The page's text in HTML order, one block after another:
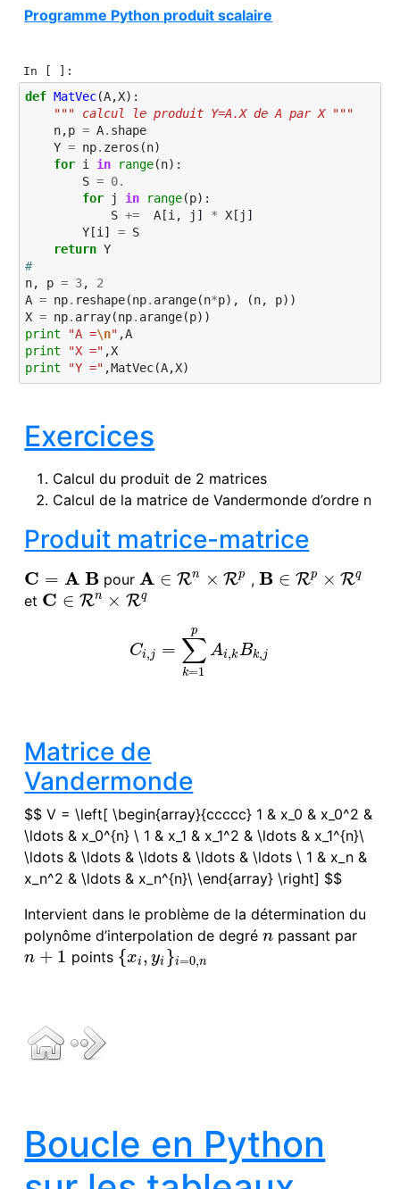
Programme Python produit scalaire
In [ ]:
def MatVec(A,X):
""" calcul le produit Y=A.X de A par X """
n,p = A. shape
Y = np. zeros (n)
for i in range(n):
S = 0.
for
j in range(p):
S += A [i , j ] * X [ j ]
Y [i ] = S
return Y
#
n, p = 3,
2
A = np. reshape(np. arange(n*p), (n, p))
X = np. array(np. arange(p))
print
"A =\n" ,A
print
"X =" ,X
print
"Y =" ,MatVec(A,X)
Exercices
Calcul du produit de 2 matrices
Calcul de la matrice de Vandermonde d’ordre n
Produit matrice-matrice
C = A B
C= A B pour A ∈ Rn × Rp
A∈Rn×Rp ,B ∈ Rp × Rq
B∈R p×R q
et C ∈ Rn × Rq
C∈R n×Rq
Ci,j = ∑
k=1
p
Ai,kBk,j
C i, =∑ k= pAi, kBk,j
Matrice de
Vandermonde
$$ V = \left[ \begin{array}{ccccc} 1& x_0& x_0^2&
\ldots& x_0^{n} \ 1& x_1& x_1^2& \ldots& x_1^{n}\
\ldots& \ldots& \ldots& \ldots& \ldots \ 1& x_n&
x_n^2& \ldots& x_n^{n}\ \end{array} \right] $$
Intervient dans le problème de la détermination du
polynôme d’interpolation de degrén
n passant par
n + 1
n+1 points {xi, yi }i=0,n
{ xi,yi}i=0,n
Boucle en Python